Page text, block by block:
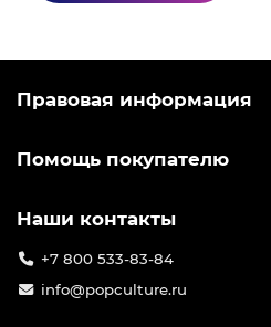
Правовая информация
Помощь покупателю
Наши контакты
+7 800 533-83-84
info@popculture.ru